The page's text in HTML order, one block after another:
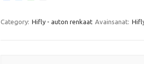
e
b
t
t
t
i
Category: Hifly - auton renkaat Avainsanat: